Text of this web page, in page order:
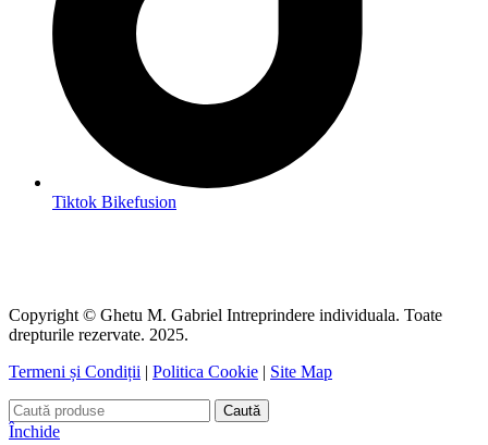
Tiktok Bikefusion
Copyright © Ghetu M. Gabriel Intreprindere individuala. Toate
drepturile rezervate. 2025.
Termeni și Condiții | Politica Cookie | Site Map
Caută
Închide